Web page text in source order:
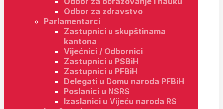
Odbor za zdravstvo
Parlamentarci
Zastupnici u skupštinama
kantona
Vijećnici / Odbornici
Zastupnici u PSBiH
Zastupnici u PFBiH
Delegati u Domu naroda PFBiH
Poslanici u NSRS
Izaslanici u Vijeću naroda RS